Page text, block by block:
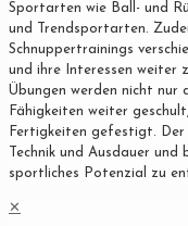
Sportarten wie Ball- und
und Trendsportarten.
Schnuppertrainings
und ihre Interessen weiter
Übungen werden nicht nur
Fähigkeiten weiter
Fertigkeiten gefestigt.
Technik und Ausdauer
sportliches Potenzial zu
✕